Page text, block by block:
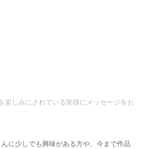
しみにされている皆様にメッセージをお
に少しでも興味がある方や、今まで作品